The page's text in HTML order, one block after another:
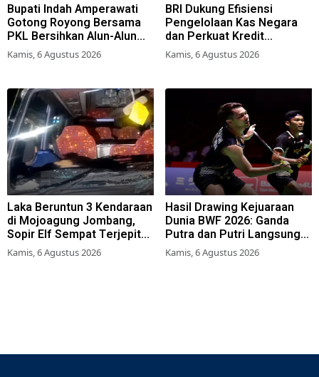
Bupati Indah Amperawati
Gotong Royong Bersama
PKL Bersihkan Alun-Alun
Lumajang
Kamis, 6 Agustus 2026
BRI Dukung Efisiensi
Pengelolaan Kas Negara
dan Perkuat Kredit
Berkualitas demi Dongkrak
Sektor Riil
Kamis, 6 Agustus 2026
Laka Beruntun 3 Kendaraan
di Mojoagung Jombang,
Sopir Elf Sempat Terjepit
Kemudi
Kamis, 6 Agustus 2026
Hasil Drawing Kejuaraan
Dunia BWF 2026: Ganda
Putra dan Putri Langsung
Lolos Babak Kedua, 6 Wakil
Bertarung dari Awal
Kamis, 6 Agustus 2026